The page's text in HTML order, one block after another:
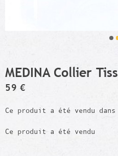
MEDINA Collier
59 €
Ce produit a été vendu
Ce produit a été vendu